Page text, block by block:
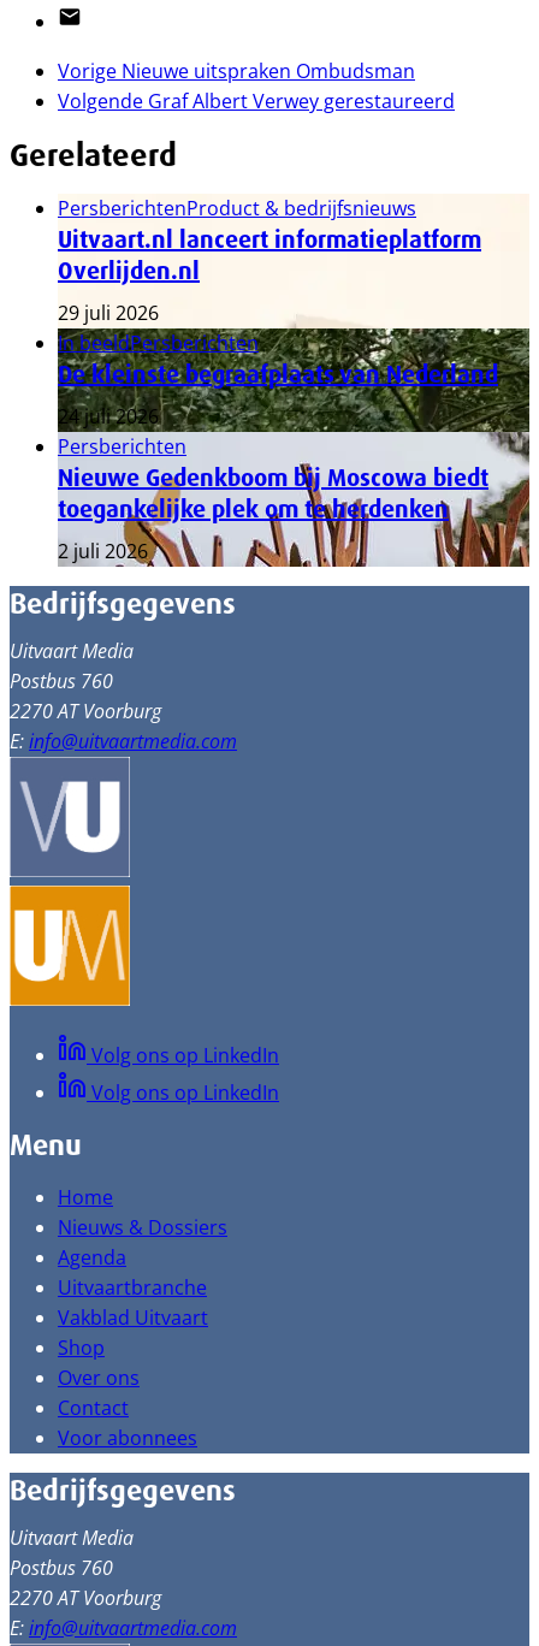
Email
Vorige Nieuwe uitspraken Ombudsman
Volgende Graf Albert Verwey gerestaureerd
Gerelateerd
PersberichtenProduct & bedrijfsnieuws
Uitvaart.nl lanceert informatieplatform
Overlijden.nl
29 juli 2026
In beeldPersberichten
De kleinste begraafplaats van Nederland
24 juli 2026
Persberichten
Nieuwe Gedenkboom bij Moscowa biedt
toegankelijke plek om te herdenken
2 juli 2026
Bedrijfsgegevens
Uitvaart Media
Postbus 760
2270 AT Voorburg
E:info@uitvaartmedia.com
Volg ons op LinkedIn
Volg ons op LinkedIn
Menu
Home
Nieuws & Dossiers
Agenda
Uitvaartbranche
Vakblad Uitvaart
Shop
Over ons
Contact
Voor abonnees
Bedrijfsgegevens
Uitvaart Media
Postbus 760
2270 AT Voorburg
E:info@uitvaartmedia.com